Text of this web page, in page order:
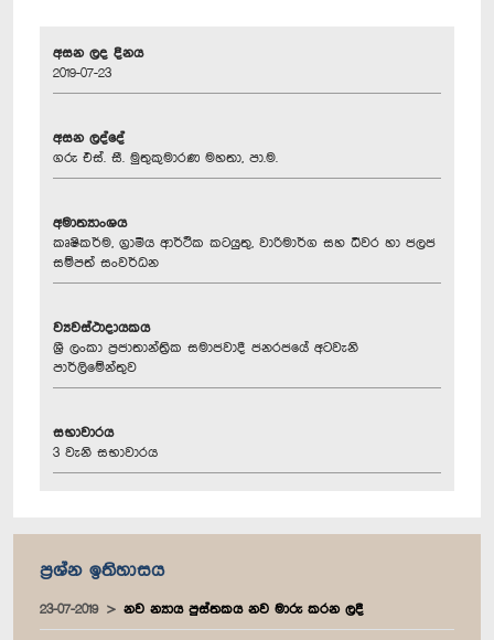
අසන ලද දිනය
2019-07-23
අසන ලද්දේ
ගරු එස්. සී. මුතුකුමාරණ මහතා, පා.ම.
අමාත්‍යාංශය
කෘෂිකර්ම, ග්‍රාමීය ආර්ථික කටයුතු, වාරිමාර්ග සහ ධීවර හා ජලජ
සම්පත් සංවර්ධන
ව්‍යවස්ථාදායකය
ශ්‍රී ලංකා ප්‍රජාතාන්ත්‍රික සමාජවාදී ජනරජයේ අටවැනි
පාර්ලිමේන්තුව
සභාවාරය
3 වැනි සභාවාරය
ප්‍රශ්න ඉතිහාසය
23-07-2019 නව න්‍යාය පුස්තකය නව මාරු කරන ලදී